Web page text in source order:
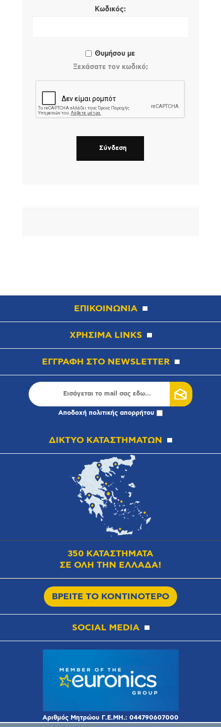
Κωδικός:
Θυμήσου με
Ξεχάσατε τον κωδικό;
ΕΠΙΚΟΙΝΩΝΙΑ
ΧΡΗΣΙΜΑ LINKS
ΕΓΓΡΑΦΗ ΣΤΟ NEWSLETTER
Αποδοχή πολιτικής απορρήτου
ΔΙΚΤΥΟ ΚΑΤΑΣΤΗΜΑΤΩΝ
350 ΚΑΤΑΣΤΗΜΑΤΑ
ΣΕ ΟΛΗ ΤΗΝ ΕΛΛΑΔΑ!
ΒΡΕΙΤΕ ΤΟ ΚΟΝΤΙΝΟΤΕΡΟ
SOCIAL MEDIA